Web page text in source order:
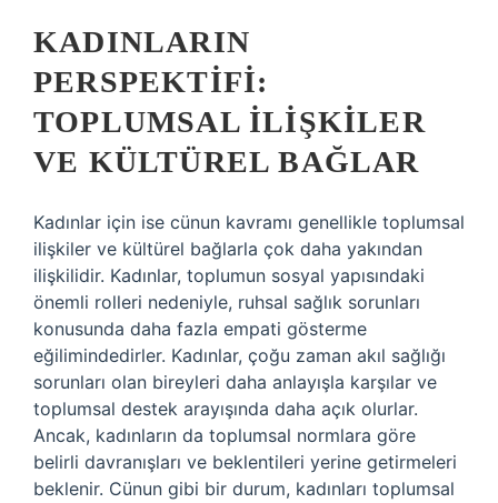
KADINLARIN
PERSPEKTIFI:
TOPLUMSAL İLIŞKILER
VE KÜLTÜREL BAĞLAR
Kadınlar için ise cünun kavramı genellikle toplumsal
ilişkiler ve kültürel bağlarla çok daha yakından
ilişkilidir. Kadınlar, toplumun sosyal yapısındaki
önemli rolleri nedeniyle, ruhsal sağlık sorunları
konusunda daha fazla empati gösterme
eğilimindedirler. Kadınlar, çoğu zaman akıl sağlığı
sorunları olan bireyleri daha anlayışla karşılar ve
toplumsal destek arayışında daha açık olurlar.
Ancak, kadınların da toplumsal normlara göre
belirli davranışları ve beklentileri yerine getirmeleri
beklenir. Cünun gibi bir durum, kadınları toplumsal